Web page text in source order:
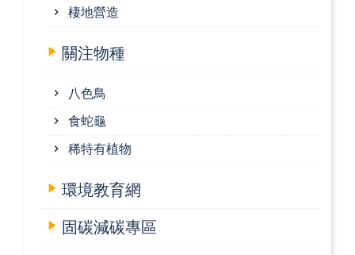
棲地營造
關注物種
八色鳥
食蛇龜
稀特有植物
環境教育網
固碳減碳專區